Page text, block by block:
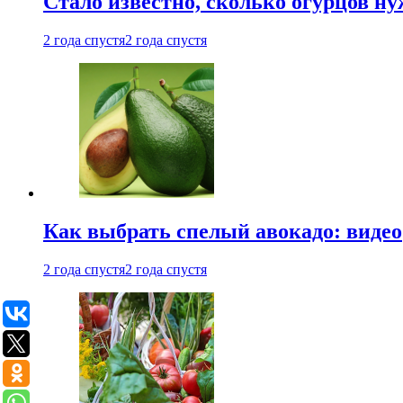
2 года спустя2 года спустя
Как выбрать спелый авокадо: видео
2 года спустя2 года спустя